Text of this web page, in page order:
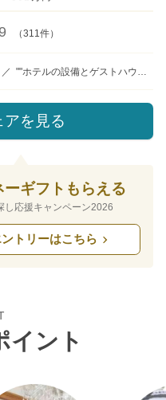
ミ評価
（311件）
／ ""ホテルの設備とゲストハウスの世界観、そして高層階からの眺望を兼ね揃えた式場"" ■電車 JR「さいたま新都心駅」西口より徒歩1分（デッキ直結） JR「北与野駅」南口より徒歩4分（デッキ直結） ■車 JR「大宮駅」よりタクシーで8分 首都高速埼玉新都心自動車道 新都心ICより車で1分 ■電車 JR「さいたま新都心駅」西口より徒歩4分 JR「北与野駅」南口より徒歩2分 ▷待ち合わせ場所：さいたま新都心駅直結「ホテルメトロポリタンさいたま新都心」2階エントランスにある会場の電子看板前でスタッフとお待ち合わせです
アを見る
ーギフトもらえる
し応援キャンペーン2026
ントリーはこちら
イント